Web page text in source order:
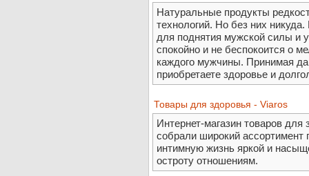
Натуральные продукты
технологий. Но без них
для поднятия мужской силы и
спокойно и не беспокоится о
каждого мужчины. Принимая
приобретаете здоровье и
Товары для здоровья - Viaros
Интернет-магазин товаров
собрали широкий ассортимент
интимную жизнь яркой и
остроту отношениям.